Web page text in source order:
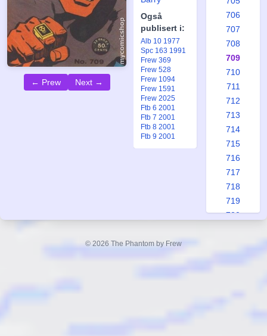
← Prew Next →
Også
publisert i:
Alb 10 1977
Spc 163 1991
Frew 369
Frew 528
Frew 1094
Frew 1591
Frew 2025
Ftb 6 2001
Ftb 7 2001
Ftb 8 2001
Ftb 9 2001
706
707
708
709
710
711
712
713
714
715
716
717
718
719
720
© 2026 The Phantom by Frew